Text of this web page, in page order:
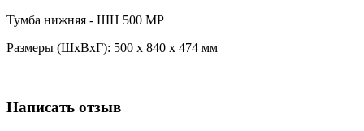
Тумба нижняя - ШН 500 МР
Размеры (ШхВхГ): 500 х 840 х 474 мм
Написать отзыв